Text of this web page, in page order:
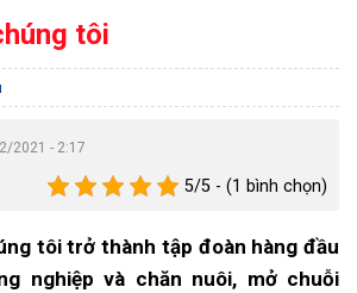
tôi
2021 - 2:17
5/5 - (1 bình chọn)
tôi trở thành tập đoàn hàng đầu
nghiệp và chăn nuôi, mở chuỗi